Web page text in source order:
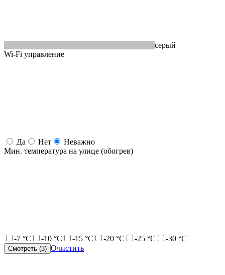
серый
Wi-Fi управление
Да Нет
Неважно
Мин. температура на улице (обогрев)
-7 °С -10 °С -15 °С -20 °С -25 °С -30 °С
Смотреть (3) Очистить